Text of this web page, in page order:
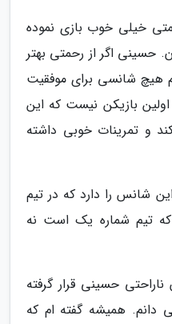
خیلی خوب بازی نموده
حسینی اگر از رحمتی بهتر
هیچ شانسی برای موفقیت
اولین بازیکن نیست که این
کند و تمرینات خوبی داشته
شانس را دارد که در تیم
که تیم شماره یک است نه
حسینی قرار گرفته
همیشه گفته ام که